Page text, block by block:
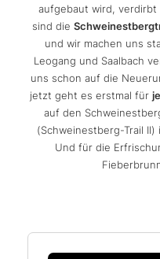
aufgebaut wird, verdirbt
sind die
und wir machen uns
Leogang und Saalbach
uns schon auf die
jetzt geht es erstmal für
auf den
(Schweinestberg-Trail
Und für die